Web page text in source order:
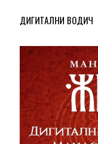
ДИГИТАЛНИ ВОДИЧ